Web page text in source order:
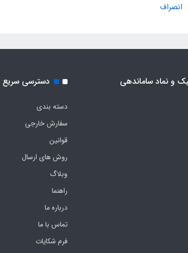
انصراف
و نماد ساماندهی دسترسی سریع
دسته بندی
سفارش خارجی
قوانین
روش های ارسال
وبلاگ
راهنما
درباره ما
تماس با ما
فرم‌ شکایات